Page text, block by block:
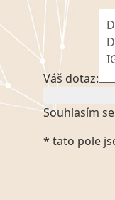
Váš dotaz:
Souhlasím
Kliknutím na
platném
* tato pole